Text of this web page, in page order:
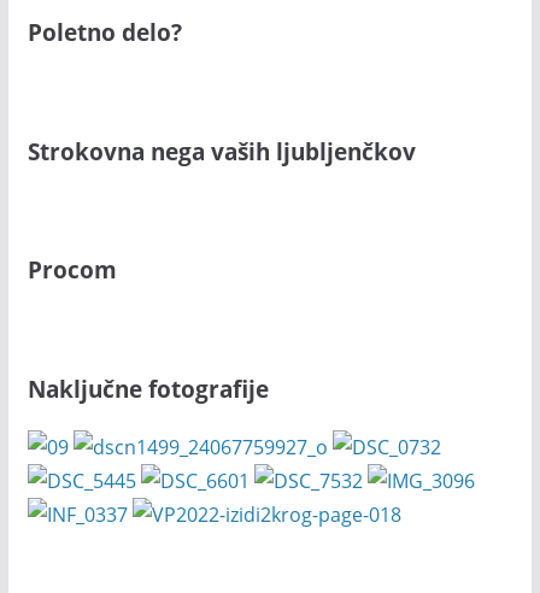
Poletno delo?
Strokovna nega vaših ljubljenčkov
Procom
Naključne fotografije